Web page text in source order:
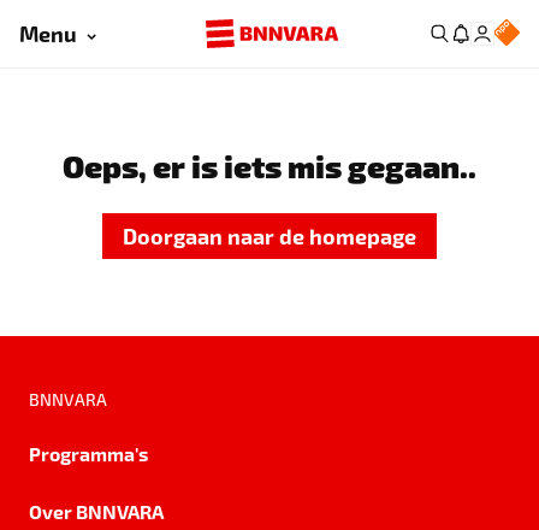
Menu
Oeps, er is iets mis gegaan..
Doorgaan naar de homepage
BNNVARA
Programma's
Over BNNVARA